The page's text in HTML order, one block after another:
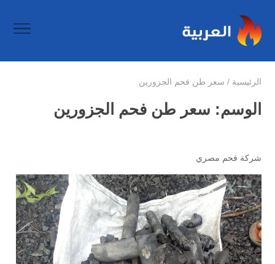
الرئيسية / سعر طن فحم الجزورين
الوسم: سعر طن فحم الجزورين
شركة فحم مصري